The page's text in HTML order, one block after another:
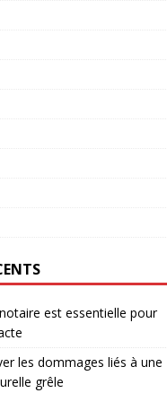
est essentielle pour
les dommages liés à une
grêle